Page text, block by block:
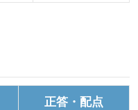
正答・配点